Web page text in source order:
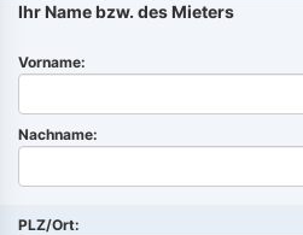
Ihr Name bzw. des Mieters
Vorname:
Nachname:
PLZ/Ort: